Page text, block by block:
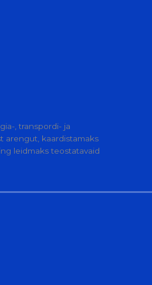
, transpordi- ja
arengut, kaardistamaks
leidmaks teostatavaid